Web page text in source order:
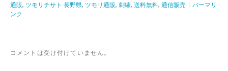
通販, ツモリチサト 長野県, ツモリ通販, 刺繍, 送料無料, 通信販売
パーマリ
ンク
コメントは受け付けていません。